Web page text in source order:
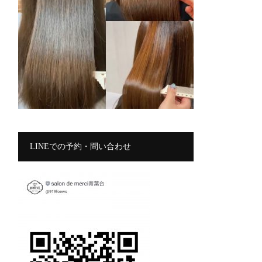
LINEでの予約・問い合わせ